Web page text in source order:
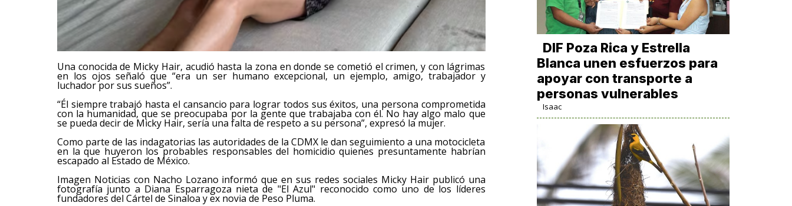
Una conocida de Micky Hair, acudió hasta la zona en donde se cometió el crimen, y con lágrimas
en los ojos señaló que “era un ser humano excepcional, un ejemplo, amigo, trabajador y
luchador por sus sueños”.
“Él siempre trabajó hasta el cansancio para lograr todos sus éxitos, una persona comprometida
con la humanidad, que se preocupaba por la gente que trabajaba con él. No hay algo malo que
se pueda decir de Micky Hair, sería una falta de respeto a su persona”, expresó la mujer.
Como parte de las indagatorias las autoridades de la CDMX le dan seguimiento a una motocicleta
en la que huyeron los probables responsables del homicidio quienes presuntamente habrían
escapado al Estado de México.
Imagen Noticias con Nacho Lozano informó que en sus redes sociales Micky Hair publicó una
fotografía junto a Diana Esparragoza nieta de "El Azul" reconocido como uno de los líderes
fundadores del Cártel de Sinaloa y ex novia de Peso Pluma.
DIF Poza Rica y Estrella
Blanca unen esfuerzos para
apoyar con transporte a
personas vulnerables
Isaac